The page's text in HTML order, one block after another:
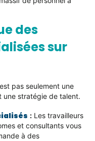
des
sur
pas seulement une
une stratégie de talent.
: Les travailleurs
et consultants vous
à des